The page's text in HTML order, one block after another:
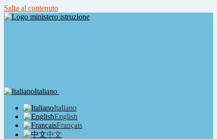
Salta al contenuto
Italiano
Italiano
English
Français
中文